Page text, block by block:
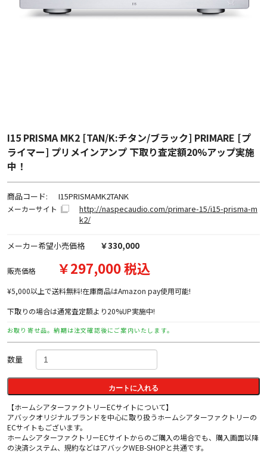
I15 PRISMA MK2 [TAN/K:チタン/ブラック] PRIMARE [プ
ライマー] プリメインアンプ 下取り査定額20%アップ実施
中！
商品コード: I15PRISMAMK2TANK
メーカーサイト
http://naspecaudio.com/primare-15/i15-prisma-m
k2/
メーカー希望小売価格 ￥330,000
販売価格 ￥297,000 税込
¥5,000以上で送料無料!在庫商品はAmazon pay使用可能!
下取りの場合は通常査定額より20%UP実施中!
お取り寄せ品。納期は注文確認後にご案内いたします。
数量
カートに入れる
【ホームシアターファクトリーECサイトについて】
アバックオリジナルブランドを中心に取り扱うホームシアターファクトリーの
ECサイトもございます。
ホームシアターファクトリーECサイトからのご購入の場合でも、購入画面以降
の決済システム、規約などはアバックWEB-SHOPと共通です。